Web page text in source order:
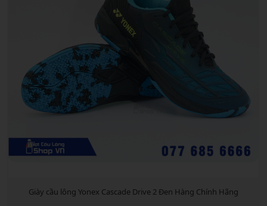
Giày cầu lông Yonex Cascade Drive 2 Đen Hàng Chính Hãng